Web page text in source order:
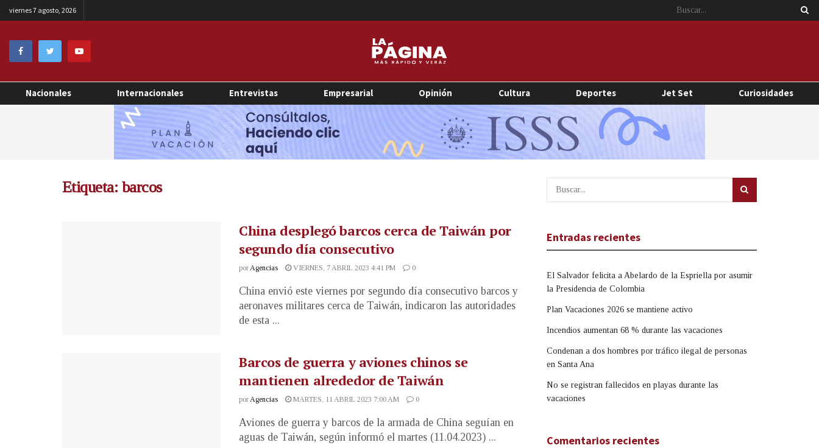
viernes 7 agosto, 2026
Nacionales Internacionales Entrevistas Empresarial Opinión Cultura Deportes Jet Set Curiosidades
Etiqueta: barcos
China desplegó barcos cerca de Taiwán por
segundo día consecutivo
porAgencias VIERNES, 7 ABRIL 2023 4:41 PM 0
China envió este viernes por segundo día consecutivo barcos y
aeronaves militares cerca de Taiwán, indicaron las autoridades
de esta ...
Barcos de guerra y aviones chinos se
mantienen alrededor de Taiwán
porAgencias MARTES, 11 ABRIL 2023 7:00 AM 0
Aviones de guerra y barcos de la armada de China seguían en
aguas de Taiwán, según informó el martes (11.04.2023) ...
Entradas recientes
El Salvador felicita a Abelardo de la Espriella por asumir
la Presidencia de Colombia
Plan Vacaciones 2026 se mantiene activo
Incendios aumentan 68 % durante las vacaciones
Condenan a dos hombres por tráfico ilegal de personas
en Santa Ana
No se registran fallecidos en playas durante las
vacaciones
Comentarios recientes